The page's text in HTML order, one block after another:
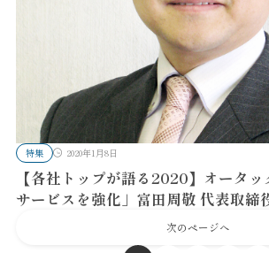
特集 2020年1月8日
【各社トップが語る2020】オータ
サービスを強化」富田周敬 代表取締
次のページへ